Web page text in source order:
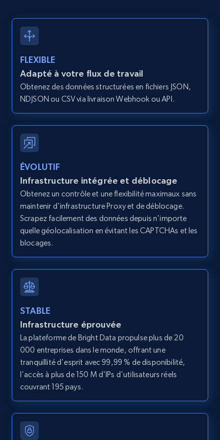
Zillow properties listing information -
Discover by custom filters - location, home
type and status
Zpid, City, State, HomeStatus, Address,
IsListingClaimedByCurrentSignedInUser,
IsCurrentSignedInAgentResponsible, Bedrooms,
and more.
Zillow properties listing information -
Search by parameters on zillow and use the
direct link as input
Zpid, City, State, HomeStatus, Address,
IsListingClaimedByCurrentSignedInUser,
IsCurrentSignedInAgentResponsible, Bedrooms,
and more.
LinkedIn posts
URL, ID, User id, Use url, Title, Headline, Post
text, Date posted, and more.
11.3K+ 1.5K+ Essai gratuit
LinkedIn posts - Discover user's articles by
URL
FLEXIBLE
Adapté à votre flux de travail
Obtenez des données structurées en fichiers JSON,
NDJSON ou CSV via livraison Webhook ou API.
ÉVOLUTIF
Infrastructure intégrée et déblocage
Obtenez un contrôle et une flexibilité maximaux sans
maintenir d'infrastructure Proxy et de déblocage.
Scrapez facilement des données depuis n'importe
quelle géolocalisation en évitant les CAPTCHAs et les
blocages.
STABLE
Infrastructure éprouvée
La plateforme de Bright Data propulse plus de 20
000 entreprises dans le monde, offrant une
tranquillité d'esprit avec 99,99 % de disponibilité,
l'accès à plus de 150 M d'IPs d'utilisateurs réels
couvrant 195 pays.